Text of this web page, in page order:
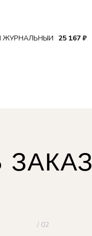
ЖУРНАЛЬНЫЙ 25 167 ₽
ЗАКАЗ
/ 02